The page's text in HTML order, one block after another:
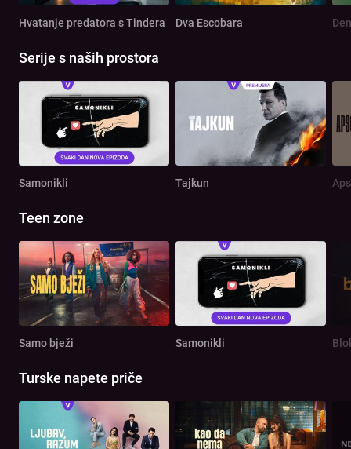
Hvatanje predatora s Tindera Dva Escobara
Serije s naših prostora
Samonikli Tajkun
Teen zone
Samo bježi Samonikli
Turske napete priče